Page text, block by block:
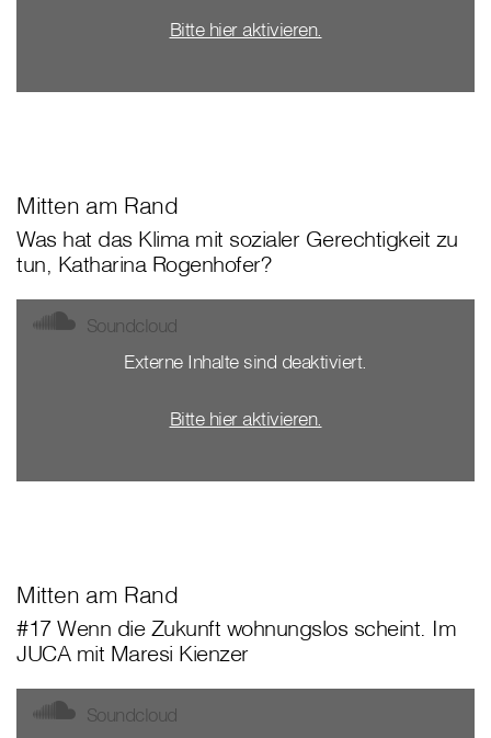
Bitte hier aktivieren.
Mitten am Rand
Was hat das Klima mit sozialer Gerechtigkeit zu
tun, Katharina Rogenhofer?
Soundcloud
Externe Inhalte sind deaktiviert.
Bitte hier aktivieren.
Mitten am Rand
#17 Wenn die Zukunft wohnungslos scheint. Im
JUCA mit Maresi Kienzer
Soundcloud